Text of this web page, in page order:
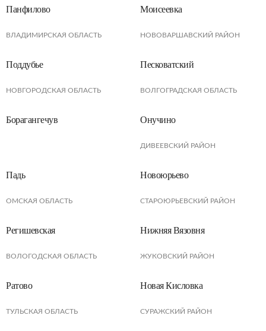
Панфилово
ВЛАДИМИРСКАЯ ОБЛАСТЬ
Моисеевка
НОВОВАРШАВСКИЙ РАЙОН
Поддубье
НОВГОРОДСКАЯ ОБЛАСТЬ
Песковатский
ВОЛГОГРАДСКАЯ ОБЛАСТЬ
Борагангечув Онучино
ДИВЕЕВСКИЙ РАЙОН
Падь
ОМСКАЯ ОБЛАСТЬ
Новоюрьево
СТАРОЮРЬЕВСКИЙ РАЙОН
Регишевская
ВОЛОГОДСКАЯ ОБЛАСТЬ
Нижняя Вязовня
ЖУКОВСКИЙ РАЙОН
Ратово
ТУЛЬСКАЯ ОБЛАСТЬ
Новая Кисловка
СУРАЖСКИЙ РАЙОН